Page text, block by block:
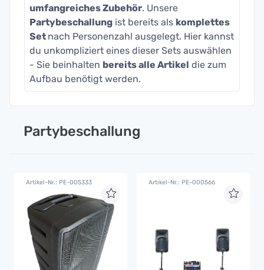
umfangreiches Zubehör. Unsere
Partybeschallung ist bereits als komplettes
Set nach Personenzahl ausgelegt. Hier kannst
du unkompliziert eines dieser Sets auswählen
- Sie beinhalten bereits alle Artikel die zum
Aufbau benötigt werden.
Partybeschallung
Artikel-Nr.: PE-005333 Artikel-Nr.: PE-000566